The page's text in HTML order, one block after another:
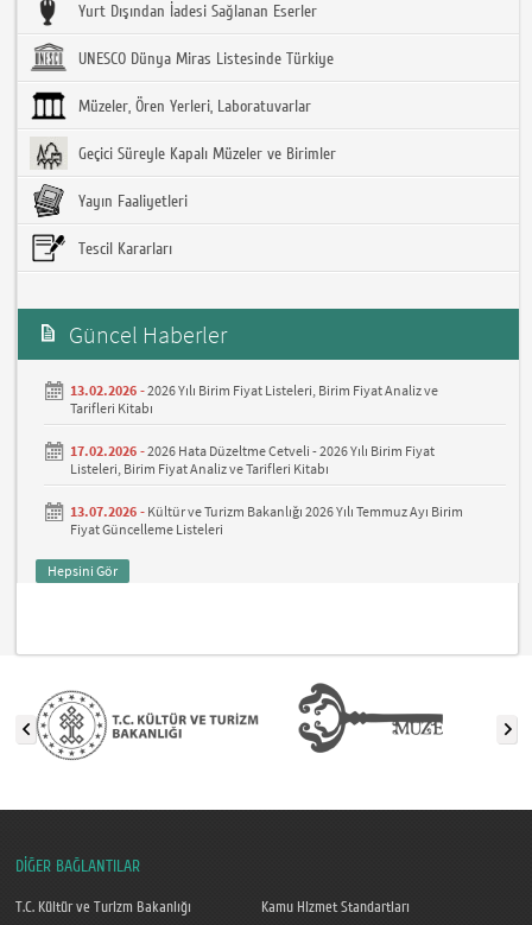
Yurt Dışından İadesi Sağlanan Eserler
UNESCO Dünya Miras Listesinde Türkiye
Müzeler, Ören Yerleri, Laboratuvarlar
Geçici Süreyle Kapalı Müzeler ve Birimler
Yayın Faaliyetleri
Tescil Kararları
Güncel Haberler
13.02.2026 -2026 Yılı Birim Fiyat Listeleri, Birim Fiyat Analiz ve
Tarifleri Kitabı
17.02.2026 -2026 Hata Düzeltme Cetveli - 2026 Yılı Birim Fiyat
Listeleri, Birim Fiyat Analiz ve Tarifleri Kitabı
13.07.2026 - Kültür ve Turizm Bakanlığı 2026 Yılı Temmuz Ayı Birim
Fiyat Güncelleme Listeleri
Hepsini Gör
DİĞER BAĞLANTILAR
T.C. Kültür ve Turizm Bakanlığı
Kamu Hizmet Standartları